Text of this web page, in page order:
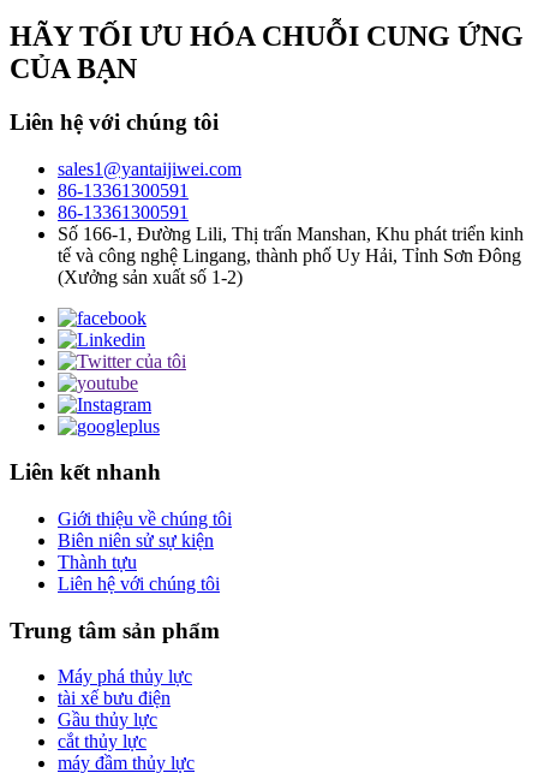
HÃY TỐI ƯU HÓA CHUỖI CUNG ỨNG
CỦA BẠN
Liên hệ với chúng tôi
sales1@yantaijiwei.com
86-13361300591
86-13361300591
Số 166-1, Đường Lili, Thị trấn Manshan, Khu phát triển kinh
tế và công nghệ Lingang, thành phố Uy Hải, Tỉnh Sơn Đông
(Xưởng sản xuất số 1-2)
Liên kết nhanh
Giới thiệu về chúng tôi
Biên niên sử sự kiện
Thành tựu
Liên hệ với chúng tôi
Trung tâm sản phẩm
Máy phá thủy lực
tài xế bưu điện
Gầu thủy lực
cắt thủy lực
máy đầm thủy lực